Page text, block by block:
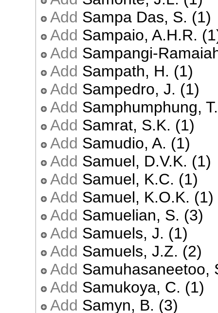
Add Sampa Das, S. (1)
Add Sampaio, A.H.R.
Add Sampangi-
Add Sampath, H. (1)
Add Sampedro, J. (1)
Add Samphumphung,
Add Samrat, S.K. (1)
Add Samudio, A. (1)
Add Samuel, D.V.K. (1)
Add Samuel, K.C. (1)
Add Samuel, K.O.K. (1)
Add Samuelian, S. (3)
Add Samuels, J. (1)
Add Samuels, J.Z. (2)
Add Samuhasaneetoo,
Add Samukoya, C. (1)
Add Samyn, B. (3)